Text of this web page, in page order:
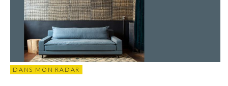
DANS MON RADAR